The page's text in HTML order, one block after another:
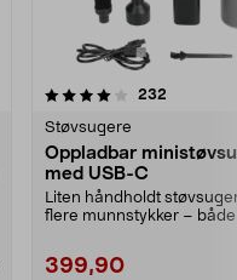
232
Støvsugere
Oppladbar
med USB-C
Liten håndholdt
flere munnstykker –
399,90
4.0 av 5 stjerner